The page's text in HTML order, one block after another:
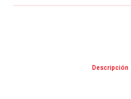
Descripción